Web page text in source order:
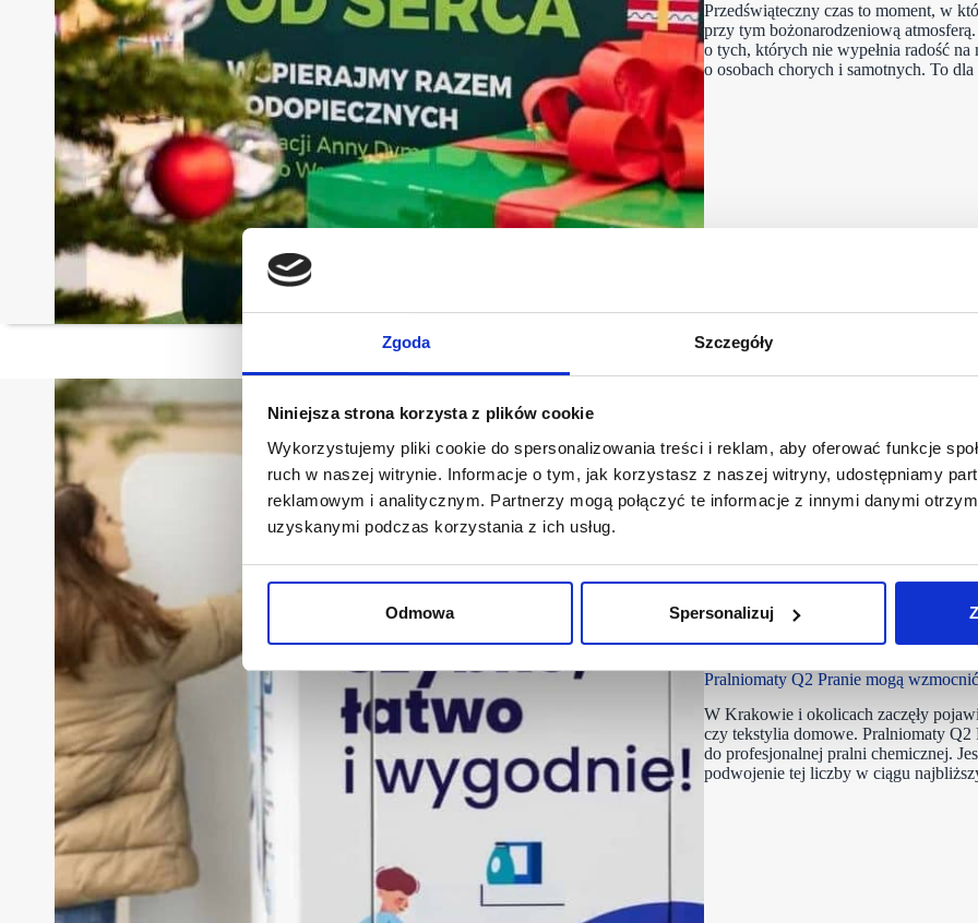
Zgoda Szczegóły
Niniejsza strona korzysta z plików cookie
Wykorzystujemy pliki cookie do spersonalizowania treści i reklam, aby oferować funkcje
ruch w naszej witrynie. Informacje o tym, jak korzystasz z naszej witryny, udostępniamy
reklamowym i analitycznym. Partnerzy mogą połączyć te informacje z innymi danymi
uzyskanymi podczas korzystania z ich usług.
Odmowa Spersonalizuj
Przedświąteczny czas to moment, w
przy tym bożonarodzeniową
o tych, których nie wypełnia radość
o osobach chorych i samotnych. To
Pralniomaty Q2 Pranie mogą
W Krakowie i okolicach zaczęły
czy tekstylia domowe. Pralniomaty Q2
do profesjonalnej pralni chemicznej.
podwojenie tej liczby w ciągu